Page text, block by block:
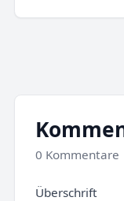
0 Kommentare
Überschrift